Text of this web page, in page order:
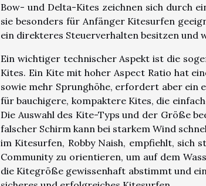
Bow- und Delta-Kites zeichnen sich durch
sie besonders für Anfänger Kitesurfen
ein direkteres Steuerverhalten besitzen und
Ein wichtiger technischer Aspekt ist die
Kites. Ein Kite mit hoher Aspect Ratio hat
sowie mehr Sprunghöhe, erfordert aber ein
für bauchigere, kompaktere Kites, die
Die Auswahl des Kite-Typs und der Größe
falscher Schirm kann bei starkem Wind
im Kitesurfen, Robby Naish, empfiehlt, sich
Community zu orientieren, um auf dem
die Kitegröße gewissenhaft abstimmt und